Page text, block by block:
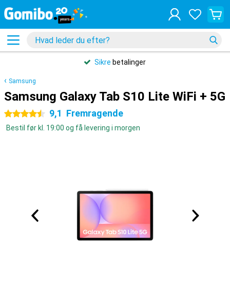
Sikre betalinger
Samsung
Samsung Galaxy Tab S10 Lite WiFi + 5G
4.5 stjerner 9,1 Fremragende
Bestil før kl. 19:00 og få levering i morgen